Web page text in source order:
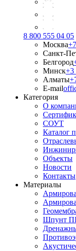
8 800 555 04 05
Москва
Санкт-
Белгород
Минск+3
Алматы
E-mail
Категория
О
СОУТ
Каталог
Объекты
Новости
Контакты
Материалы
Шпунт